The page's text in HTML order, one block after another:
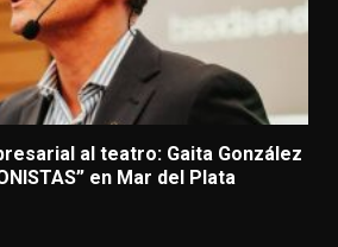
al teatro: Gaita González
en Mar del Plata